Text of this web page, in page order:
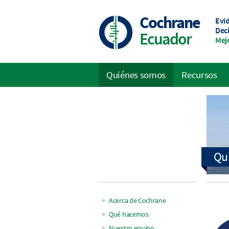
Cochrane
Ecuador
Main
Acerca de Cochrane
Qué hacemos
Main
Quiénes somos Recursos